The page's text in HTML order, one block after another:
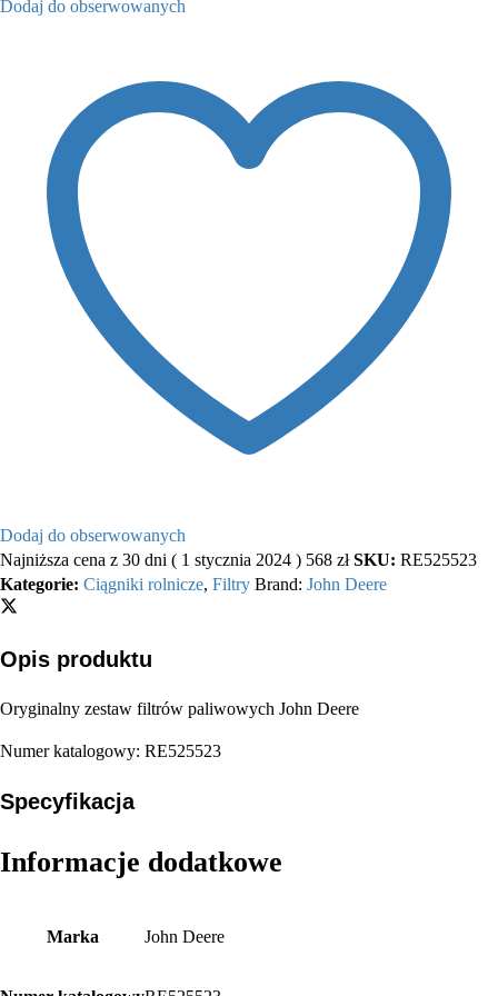
Dodaj do obserwowanych
Dodaj do obserwowanych
Najniższa cena z 30 dni ( 1 stycznia 2024 ) 568 zł SKU: RE525523
Kategorie: Ciągniki rolnicze, Filtry Brand: John Deere
Opis produktu
Oryginalny zestaw filtrów paliwowych John Deere
Numer katalogowy: RE525523
Specyfikacja
Informacje dodatkowe
Marka John Deere